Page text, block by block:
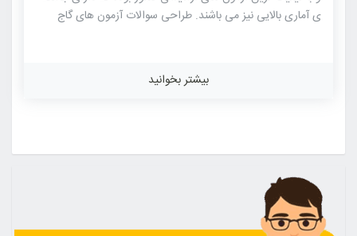
ی آماری بالایی نیز می باشند. طراحی سوالات آزمون های گاج
دارا می باشند. لازم به ذکر است که در زمینه آزمون های زیست
شناسی بالاترین و بیشترین شباهت با کنکور متعلق به گروه
بیشتر بخوانید